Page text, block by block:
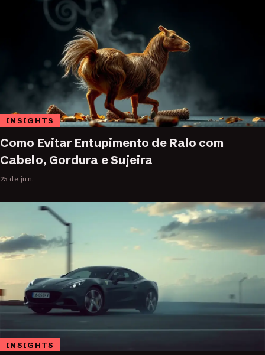
INSIGHTS
Como Evitar Entupimento de Ralo com
Cabelo, Gordura e Sujeira
25 de jun.
INSIGHTS